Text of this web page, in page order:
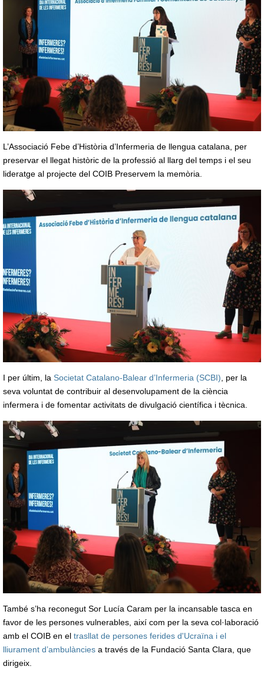
L’Associació Febe d’Història d’Infermeria de llengua catalana, per
preservar el llegat històric de la professió al llarg del temps i el seu
lideratge al projecte del COIB Preservem la memòria.
I per últim, la Societat Catalano-Balear d’Infermeria (SCBI), per la
seva voluntat de contribuir al desenvolupament de la ciència
infermera i de fomentar activitats de divulgació científica i tècnica.
També s’ha reconegut Sor Lucía Caram per la incansable tasca en
favor de les persones vulnerables, així com per la seva col·laboració
amb el COIB en el trasllat de persones ferides d'Ucraïna i el
lliurament d’ambulàncies a través de la Fundació Santa Clara, que
dirigeix.